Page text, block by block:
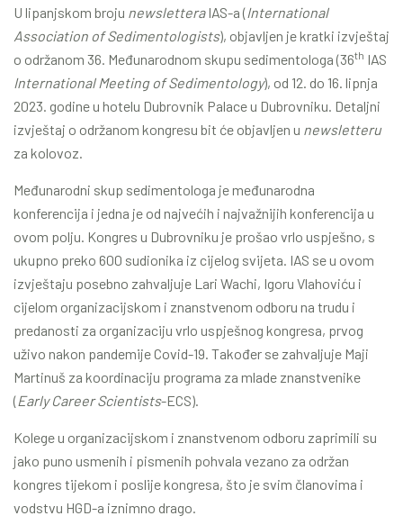
U lipanjskom broju newsletteraIAS-a (International
Association of Sedimentologists), objavljen je kratki izvještaj
o održanom 36. Međunarodnom skupu sedimentologa (36th IAS
International Meeting of Sedimentology), od 12. do 16. lipnja
2023. godine u hotelu Dubrovnik Palace u Dubrovniku. Detaljni
izvještaj o održanom kongresu bit će objavljen u newsletteru
za kolovoz.
Međunarodni skup sedimentologa je međunarodna
konferencija i jedna je od najvećih i najvažnijih konferencija u
ovom polju. Kongres u Dubrovniku je prošao vrlo uspješno, s
ukupno preko 600 sudionika iz cijelog svijeta. IAS se u ovom
izvještaju posebno zahvaljuje Lari Wachi, Igoru Vlahoviću i
cijelom organizacijskom i znanstvenom odboru na trudu i
predanosti za organizaciju vrlo uspješnog kongresa, prvog
uživo nakon pandemije Covid-19. Također se zahvaljuje Maji
Martinuš za koordinaciju programa za mlade znanstvenike
(Early Career Scientists-ECS).
Kolege u organizacijskom i znanstvenom odboru zaprimili su
jako puno usmenih i pismenih pohvala vezano za održan
kongres tijekom i poslije kongresa, što je svim članovima i
vodstvu HGD-a iznimno drago.